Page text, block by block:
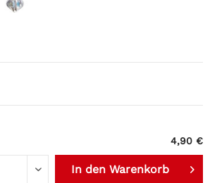
4,90 €
In den Warenkorb